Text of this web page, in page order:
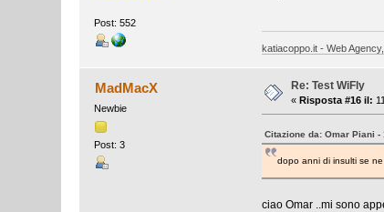
Post: 552
katiacoppo.it - Web
MadMacX
Newbie
Post: 3
Re: Test WiFly
«Risposta #16 il:
Citazione da: Omar Piani -
dopo anni di insulti se
ciao Omar ..mi sono